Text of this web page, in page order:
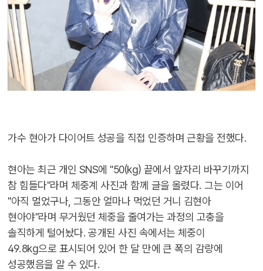
가수 현아가 다이어트 성공을 직접 인증하며 근황을 전했다.
현아는 최근 개인 SNS에 "50(kg) 끝에서 앞자리 바꾸기까지
참 힘들다"라며 체중계 사진과 함께 글을 올렸다. 그는 이어
"아직 멀었구나, 그동안 얼마나 먹었던 거니 김현아
현아야"라며 무거웠던 체중을 줄여가는 과정의 고충을
솔직하게 털어놨다. 공개된 사진 속에서는 체중이
49.8kg으로 표시되어 있어 한 달 만에 큰 폭의 감량에
성공했음을 알 수 있다.